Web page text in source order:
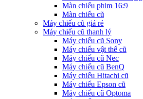
Màn chiếu phim 16:9
Màn chiếu cũ
Máy chiếu cũ giá rẻ
Máy chiếu cũ thanh lý
Máy chiếu cũ Sony
Máy chiếu vật thể cũ
Máy chiếu cũ Nec
Máy chiếu cũ BenQ
Máy chiếu Hitachi cũ
Máy chiếu Epson cũ
Máy chiếu cũ Optoma